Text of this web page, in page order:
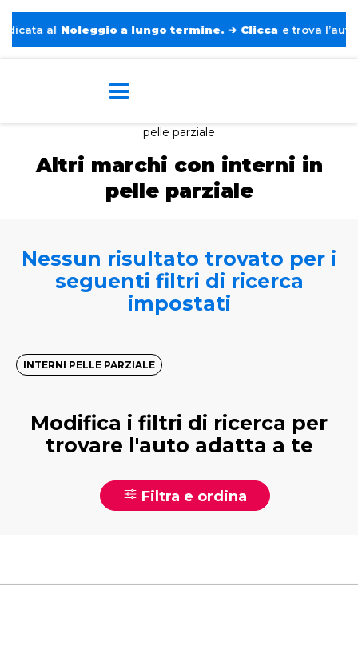
al Noleggio a lungo termine. ➔ Clicca e trova l’auto
pelle parziale
Altri marchi con interni in
pelle parziale
Nessun risultato trovato per i
seguenti filtri di ricerca
impostati
INTERNI PELLE PARZIALE
Modifica i filtri di ricerca per
trovare l'auto adatta a te
Filtra e ordina